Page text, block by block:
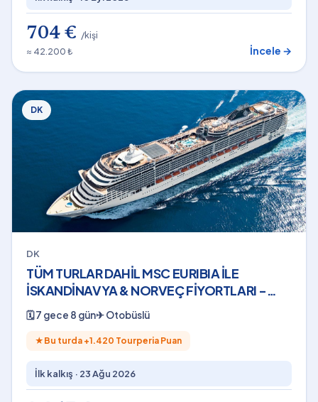
704 € /kişi
≈ 42.200 ₺
İncele →
DK
DK
TÜM TURLAR DAHİL MSC EURIBIA İLE
İSKANDİNAVYA & NORVEÇ FİYORTLARI -
GEIRANGER - AJET - 2026
🗓7 gece 8 gün✈Otobüslü
★ Bu turda +1.420 Tourperia Puan
İlk kalkış · 23 Ağu 2026